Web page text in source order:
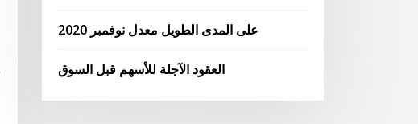
على المدى الطويل معدل نوفمبر 2020
العقود الآجلة للأسهم قبل السوق